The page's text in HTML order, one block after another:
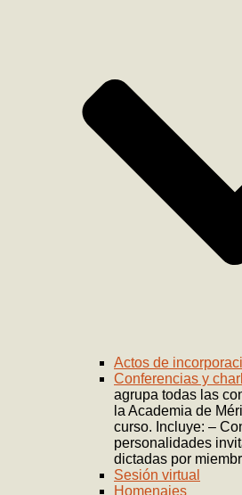
Actos de
Conferencias y
agrupa todas las
la Academia de
curso. Incluye: –
personalidades
dictadas por
Sesión virtual
Homenajes